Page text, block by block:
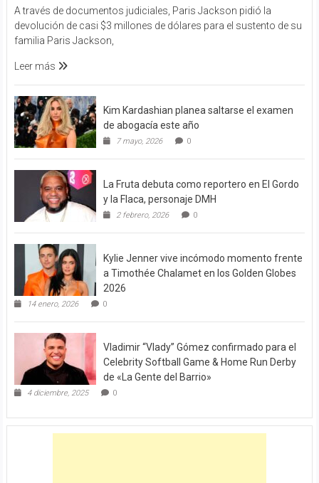
A través de documentos judiciales, Paris Jackson pidió la
devolución de casi $3 millones de dólares para el sustento de su
familia Paris Jackson,
Leer más
Kim Kardashian planea saltarse el examen
de abogacía este año
7 mayo, 2026 0
La Fruta debuta como reportero en El Gordo
y la Flaca, personaje DMH
2 febrero, 2026 0
Kylie Jenner vive incómodo momento frente
a Timothée Chalamet en los Golden Globes
2026
14 enero, 2026 0
Vladimir “Vlady” Gómez confirmado para el
Celebrity Softball Game & Home Run Derby
de «La Gente del Barrio»
4 diciembre, 2025 0